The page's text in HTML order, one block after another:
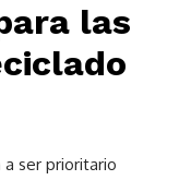
las
ser prioritario